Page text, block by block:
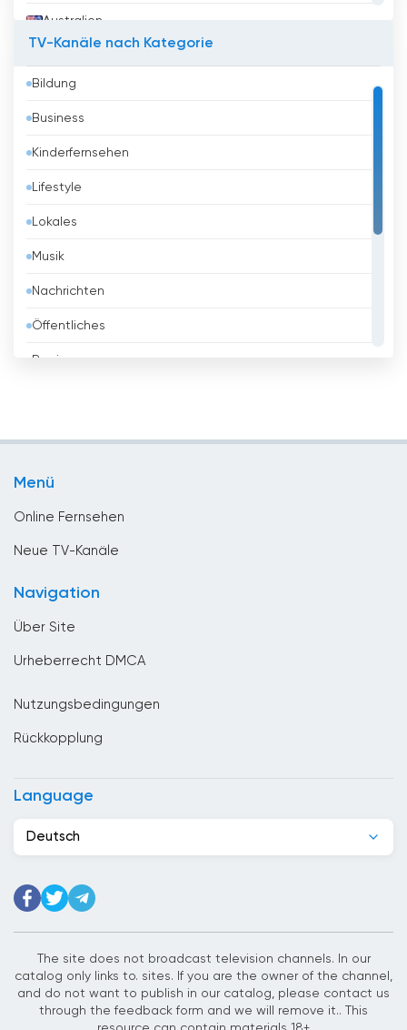
Australien
Bahrain
Bangladesh
Barbados
Belarus
Belgien
Belize
Benin
Bhutan
Dominikanische Republik
Dschibuti
Elfenbeinkuste
Ethiopia
Finnland
Frankreich
TV-Kanäle nach Kategorie
Bildung
Business
Kinderfernsehen
Lifestyle
Lokales
Musik
Nachrichten
Öffentliches
Regierung
Menü
Online Fernsehen
Neue TV-Kanäle
Navigation
Über Site
Urheberrecht DMCA
Nutzungsbedingungen
Rückkopplung
Language
Deutsch
The site does not broadcast television channels. In our
catalog only links to. sites. If you are the owner of the channel,
and do not want to publish in our catalog, please contact us
through the feedback form and we will remove it.. This